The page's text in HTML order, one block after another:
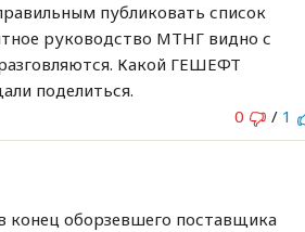
публиковать список
руководство МТНГ видно с
Какой ГЕШЕФТ
поделиться.
0
/ 1
конец оборзевшего поставщика